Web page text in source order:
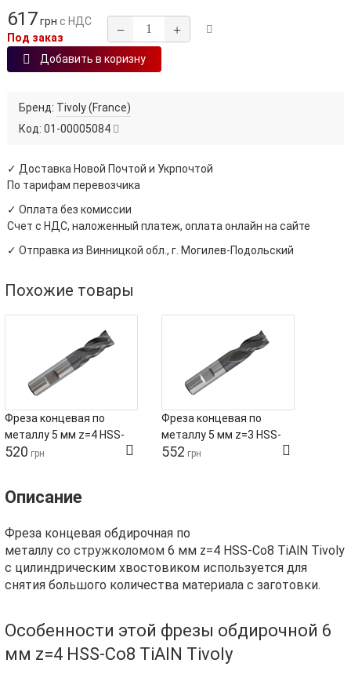
617грн с НДС
Под заказ
− +
Добавить в коризну
Бренд: Tivoly (France)
Код: 01-00005084
✓ Доставка Новой Почтой и Укрпочтой
По тарифам перевозчика
✓ Оплата без комиссии
Счет с НДС, наложенный платеж, оплата онлайн на сайте
✓ Отправка из Винницкой обл., г. Могилев-Подольский
Похожие товары
Фреза концевая по
металлу 5 мм z=4 HSS-
Co8 TiAlN Tivoly
520 грн
Фреза концевая по
металлу 5 мм z=3 HSS-
Co8 TiAlN Tivoly
552 грн
Описание
Фреза концевая обдирочная по
металлу со стружколомом 6 мм z=4 HSS-Co8 TiAlN Tivoly
с цилиндрическим хвостовиком используется для
снятия большого количества материала с заготовки.
Особенности этой фрезы обдирочной 6
мм z=4 HSS-Co8 TiAlN Tivoly